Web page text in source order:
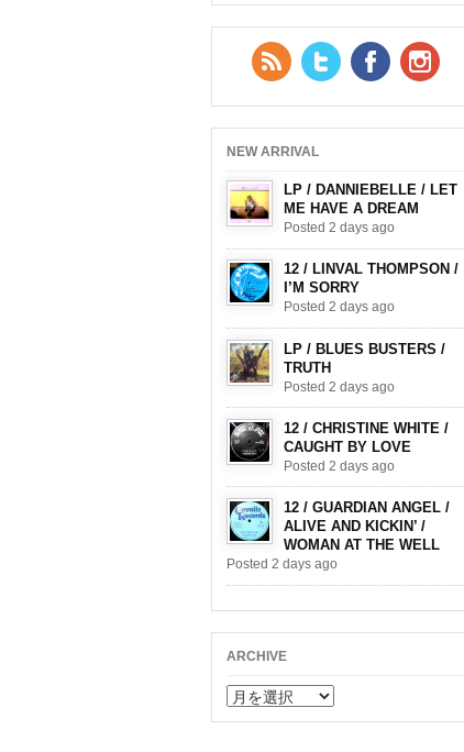
RSS FeedTwitter Facebook
NEW ARRIVAL
LP / DANNIEBELLE / LET
ME HAVE A DREAM
Posted 2 days ago
12 / LINVAL THOMPSON /
I’M SORRY
Posted 2 days ago
LP / BLUES BUSTERS /
TRUTH
Posted 2 days ago
12 / CHRISTINE WHITE /
CAUGHT BY LOVE
Posted 2 days ago
12 / GUARDIAN ANGEL /
ALIVE AND KICKIN’ /
WOMAN AT THE WELL
Posted 2 days ago
ARCHIVE
ARCHIVE